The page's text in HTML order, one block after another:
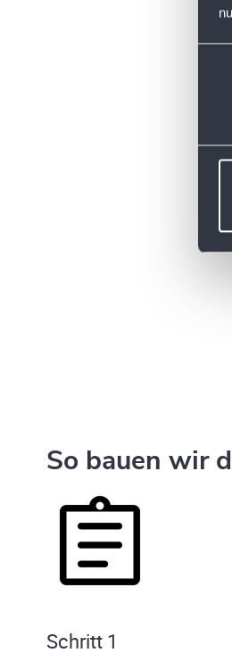
u
So bauen wir
Schritt 1